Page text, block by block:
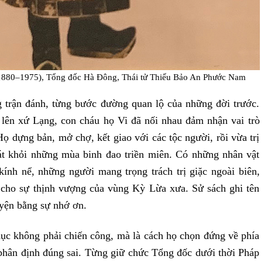
Tổng đốc Hà Đông, Thái tử Thiếu Bảo An Phước Nam
đánh, từng bước đường quan lộ của những đời trước.
xứ Lạng, con cháu họ Vi đã nối nhau đảm nhận vai trò
dựng bản, mở chợ, kết giao với các tộc người, rồi vừa trị
khỏi những mùa binh đao triền miên. Có những nhân vật
nể, những người mang trọng trách trị giặc ngoài biên,
sự thịnh vượng của vùng Kỳ Lừa xưa. Sử sách ghi tên
bằng sự nhớ ơn.
không phải chiến công, mà là cách họ chọn đứng về phía
định đúng sai. Từng giữ chức Tổng đốc dưới thời Pháp